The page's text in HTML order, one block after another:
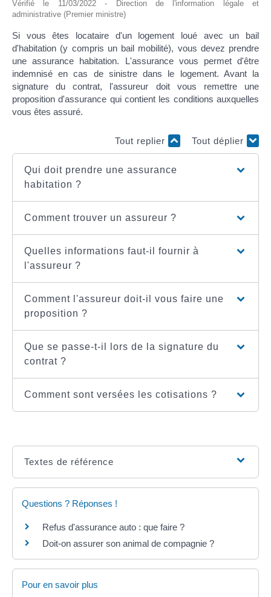
Vérifié le 11/03/2022 - Direction de l'information légale et
administrative (Premier ministre)
Si vous êtes locataire d'un logement loué avec un bail
d'habitation (y compris un bail mobilité), vous devez prendre
une assurance habitation. L'assurance vous permet d'être
indemnisé en cas de sinistre dans le logement. Avant la
signature du contrat, l'assureur doit vous remettre une
proposition d'assurance qui contient les conditions auxquelles
vous êtes assuré.
Tout replier Tout déplier
Qui doit prendre une assurance
habitation ?
Comment trouver un assureur ?
Quelles informations faut-il fournir à
l'assureur ?
Comment l'assureur doit-il vous faire une
proposition ?
Que se passe-t-il lors de la signature du
contrat ?
Comment sont versées les cotisations ?
Textes de référence
Questions ? Réponses !
Refus d'assurance auto : que faire ?
Doit-on assurer son animal de compagnie ?
Pour en savoir plus